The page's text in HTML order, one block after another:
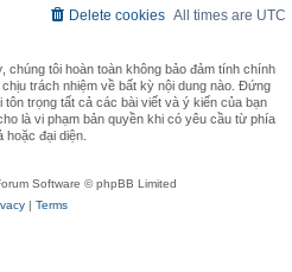
All times are UTC
Delete cookies
chúng tôi hoàn toàn không bảo đảm tính chính
trách nhiệm về bất kỳ nội dung nào. Đứng
trọng tất cả các bài viết và ý kiến của bạn
là vi phạm bản quyền khi có yêu cầu từ phía
hoặc đại diện.
Software © phpBB Limited
| Terms